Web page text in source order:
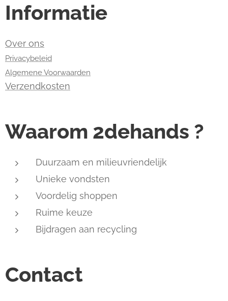
Informatie
Over ons
Privacybeleid
Algemene Voorwaarden
Verzendkosten
Waarom 2dehands ?
Duurzaam en milieuvriendelijk
Unieke vondsten
Voordelig shoppen
Ruime keuze
Bijdragen aan recycling
Contact